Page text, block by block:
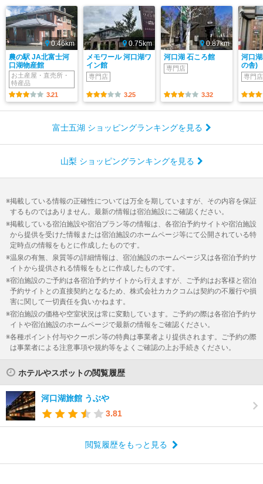
0.46km
農の駅 JA北富士河
口湖物産館
お土産屋・直売所・
特産品
3.21
0.75km
メモワール 河口湖ワ
イン館
専門店
3.25
0.87km
河口湖 石ころ館
専門店
3.32
河口
の舎)
専門店
富士五湖 ショッピングランキングを見る
山梨 ショッピングランキングを見る
掲載している情報の正確性については万全を期していますが、その内容を保証
するものではありません。最新の情報は宿泊施設にご確認ください。
掲載している宿泊施設や宿泊プラン等の情報は、各宿泊予約サイトや宿泊施設
から提供を受けた情報または宿泊施設のホームページ等にて公開されている特
定時点の情報をもとに作成したものです。
温泉の有無、泉質等の詳細情報は、宿泊施設のホームページ又は各宿泊予約サ
イトから提供される情報をもとに作成したものです。
宿泊施設のご予約は各宿泊予約サイトから行えますが、ご予約はお客様と宿泊
予約サイトとの直接契約となるため、株式会社カカクコムは契約の不履行や損
害に関して一切責任を負いかねます。
宿泊施設の価格や空室状況は常に変動しています。ご予約の際は各宿泊予約サ
イトや宿泊施設のホームページで最新の情報をご確認ください。
各種ポイント付与やクーポン等の特典は事業者より提供されます。ご予約の際
は事業者による注意事項や規約等をよくご確認の上お手続きください。
ホテルやスポットの閲覧履歴
河口湖旅館 うぶや
3.81
閲覧履歴をもっと見る